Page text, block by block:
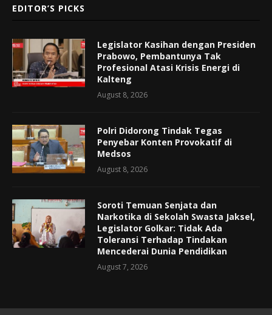
EDITOR’S PICKS
Legislator Kasihan dengan Presiden
Prabowo, Pembantunya Tak
Profesional Atasi Krisis Energi di
Kalteng
August 8, 2026
Polri Didorong Tindak Tegas
Penyebar Konten Provokatif di
Medsos
August 8, 2026
Soroti Temuan Senjata dan
Narkotika di Sekolah Swasta Jaksel,
Legislator Golkar: Tidak Ada
Toleransi Terhadap Tindakan
Mencederai Dunia Pendidikan
August 7, 2026